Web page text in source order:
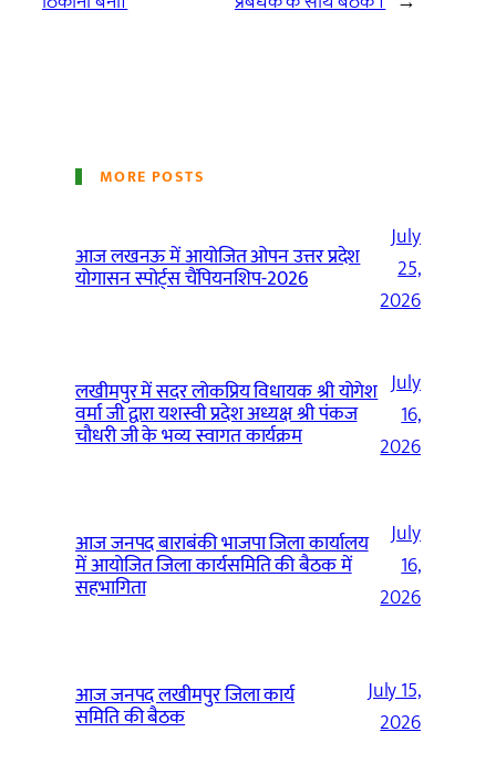
MORE POSTS
आज लखनऊ में आयोजित ओपन उत्तर प्रदेश
योगासन स्पोर्ट्स चैंपियनशिप-2026
July
25,
2026
लखीमपुर में सदर लोकप्रिय विधायक श्री योगेश
वर्मा जी द्वारा यशस्वी प्रदेश अध्यक्ष श्री पंकज
चौधरी जी के भव्य स्वागत कार्यक्रम
July
16,
2026
आज जनपद बाराबंकी भाजपा जिला कार्यालय
में आयोजित जिला कार्यसमिति की बैठक में
सहभागिता
July
16,
2026
आज जनपद लखीमपुर जिला कार्य
समिति की बैठक
July 15,
2026